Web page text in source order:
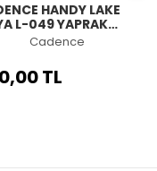
HANDY LAKE
L-049 YAPRAK
450ML
Cadence
TL